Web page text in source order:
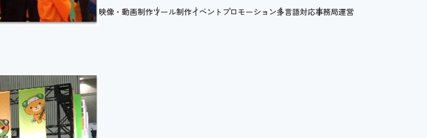
映像・動画制作ツール制作イベントプロモーション多言語対応事務局運営